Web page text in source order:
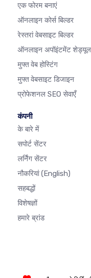
एक फोरम बनाएं
ऑनलाइन कोर्स बिल्डर
रेस्तरां वेबसाइट बिल्डर
ऑनलाइन अपॉइंटमेंट
मुफ्त वेब होस्टिंग
मुफ्त वेबसाइट डिजाइन
प्रोफेशनल SEO सेवाएँ
कंपनी
के बारे में
सपोर्ट सेंटर
लर्निंग सेंटर
नौकरियां(English)
सहबद्धों
विशेषज्ञों
हमारे ब्रांड